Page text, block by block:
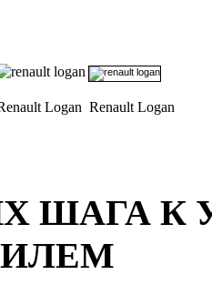
Logan Renault Logan
ШАГА К